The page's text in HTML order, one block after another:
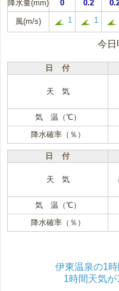
降水量(mm)
0 0.2
風(m/s) 1 1
今日
日 付
天 気
気 温（℃）
降水確率（％）
日 付
天 気
気 温（℃）
降水確率（％）
伊東温泉の1時
1時間天気が